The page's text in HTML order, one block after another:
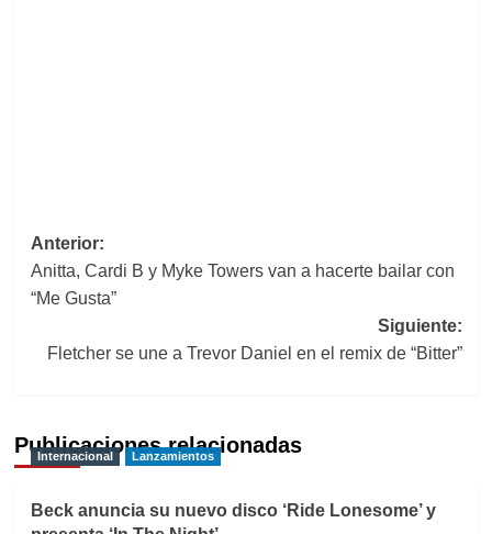
Navegación
de
Anterior:
Anitta, Cardi B y Myke Towers van a hacerte bailar con
“Me Gusta”
Siguiente:
Fletcher se une a Trevor Daniel en el remix de “Bitter”
Publicaciones relacionadas
Internacional Lanzamientos
Beck anuncia su nuevo disco ‘Ride Lonesome’ y